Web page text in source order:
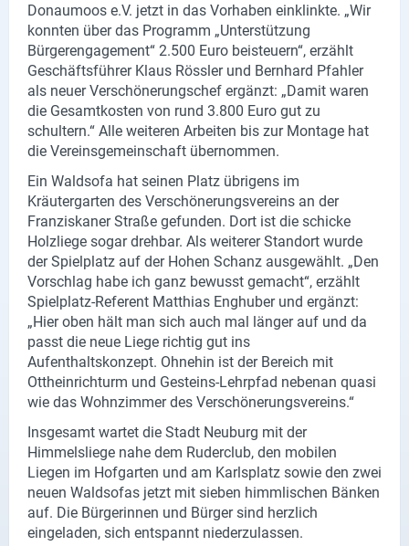
Donaumoos e.V. jetzt in das Vorhaben einklinkte. „Wir
konnten über das Programm „Unterstützung
Bürgerengagement“ 2.500 Euro beisteuern“, erzählt
Geschäftsführer Klaus Rössler und Bernhard Pfahler
als neuer Verschönerungschef ergänzt: „Damit waren
die Gesamtkosten von rund 3.800 Euro gut zu
schultern.“ Alle weiteren Arbeiten bis zur Montage hat
die Vereinsgemeinschaft übernommen.
Ein Waldsofa hat seinen Platz übrigens im
Kräutergarten des Verschönerungsvereins an der
Franziskaner Straße gefunden. Dort ist die schicke
Holzliege sogar drehbar. Als weiterer Standort wurde
der Spielplatz auf der Hohen Schanz ausgewählt. „Den
Vorschlag habe ich ganz bewusst gemacht“, erzählt
Spielplatz-Referent Matthias Enghuber und ergänzt:
„Hier oben hält man sich auch mal länger auf und da
passt die neue Liege richtig gut ins
Aufenthaltskonzept. Ohnehin ist der Bereich mit
Ottheinrichturm und Gesteins-Lehrpfad nebenan quasi
wie das Wohnzimmer des Verschönerungsvereins.“
Insgesamt wartet die Stadt Neuburg mit der
Himmelsliege nahe dem Ruderclub, den mobilen
Liegen im Hofgarten und am Karlsplatz sowie den zwei
neuen Waldsofas jetzt mit sieben himmlischen Bänken
auf. Die Bürgerinnen und Bürger sind herzlich
eingeladen, sich entspannt niederzulassen.
Newsletter
AGB
Impressum
Datenschutz
Social Media
Facebook
X
Instagram
YouTube